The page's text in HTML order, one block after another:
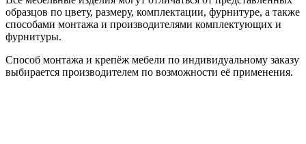
образцов по цвету, размеру, комплектации, фурнитуре, а также
способами монтажа и производителями комплектующих и
фурнитуры.
Способ монтажа и крепёж мебели по индивидуальному заказу
выбирается производителем по возможности её применения.